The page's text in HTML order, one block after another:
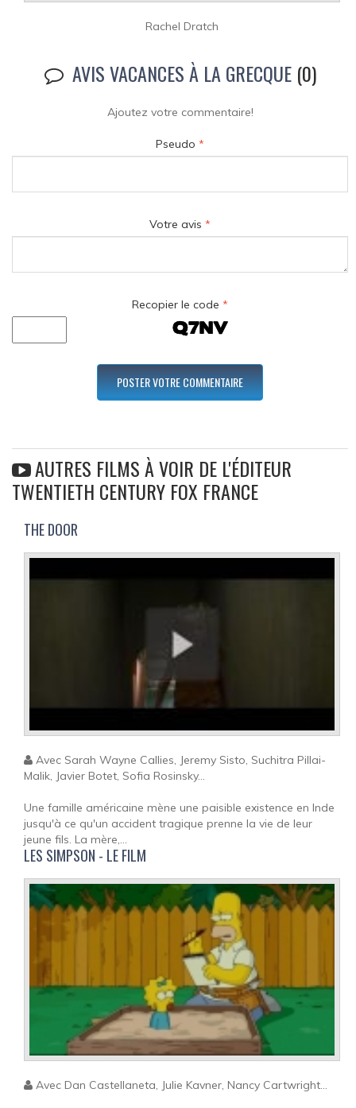
Rachel Dratch
AVIS VACANCES À LA GRECQUE(0)
Ajoutez votre commentaire!
Pseudo *
Votre avis *
Recopier le code *
AUTRES FILMS À VOIR DE L'ÉDITEUR
TWENTIETH CENTURY FOX FRANCE
THE DOOR
Avec Sarah Wayne Callies, Jeremy Sisto, Suchitra Pillai-
Malik, Javier Botet, Sofia Rosinsky...
Une famille américaine mène une paisible existence en Inde
jusqu'à ce qu'un accident tragique prenne la vie de leur
jeune fils. La mère,...
LES SIMPSON - LE FILM
Avec Dan Castellaneta, Julie Kavner, Nancy Cartwright...